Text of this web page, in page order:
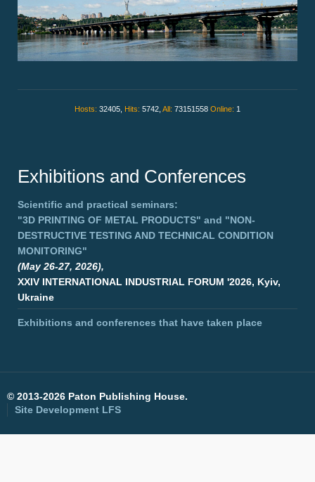
Hosts: 32405, Hits: 5742, All: 73151558 Online: 1
Exhibitions and Conferences
Scientific and practical seminars:
"3D PRINTING OF METAL PRODUCTS" and "NON-
DESTRUCTIVE TESTING AND TECHNICAL CONDITION
MONITORING"
(May 26-27, 2026),
XXIV INTERNATIONAL INDUSTRIAL FORUM '2026, Kyiv,
Ukraine
Exhibitions and conferences that have taken place
© 2013-2026 Paton Publishing House.
Site Development LFS